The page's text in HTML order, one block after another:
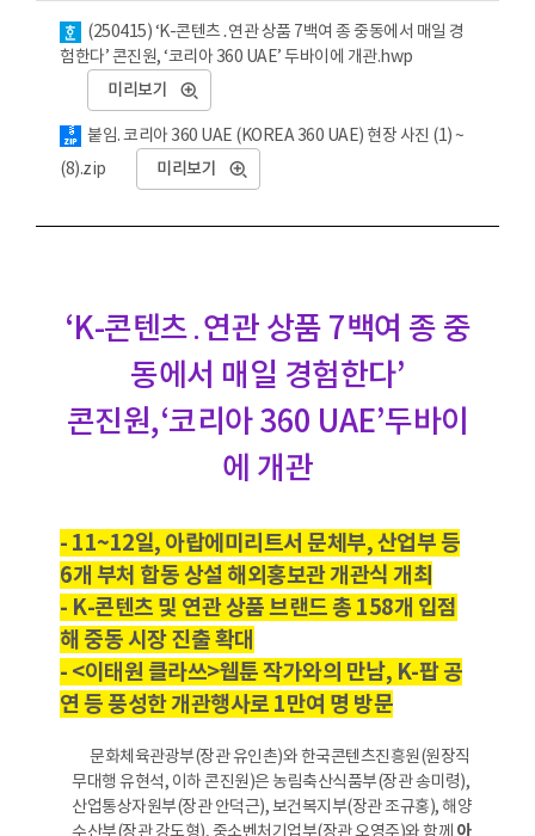
(250415) ‘K-콘텐츠․연관 상품 7백여 종 중동에서 매일 경
험한다’ 콘진원, ‘코리아 360 UAE’ 두바이에 개관.hwp
미리보기
붙임. 코리아 360 UAE (KOREA 360 UAE) 현장 사진 (1) ~
(8).zip
미리보기
‘K-콘텐츠․연관 상품 7백여 종 중
동에서 매일 경험한다’
콘진원,‘코리아 360 UAE’두바이
에 개관
- 11~12일, 아랍에미리트서 문체부, 산업부 등
6개 부처 합동 상설 해외홍보관 개관식 개최
- K-콘텐츠 및 연관 상품 브랜드 총 158개 입점
해 중동 시장 진출 확대
- <이태원 클라쓰>웹툰 작가와의 만남, K-팝 공
연 등 풍성한 개관행사로 1만여 명 방문
문화체육관광부(장관 유인촌)와 한국콘텐츠진흥원(원장직
무대행 유현석, 이하 콘진원)은 농림축산식품부(장관 송미령),
산업통상자원부(장관 안덕근), 보건복지부(장관 조규홍), 해양
수산부(장관 강도형), 중소벤처기업부(장관 오영주)와 함께 아